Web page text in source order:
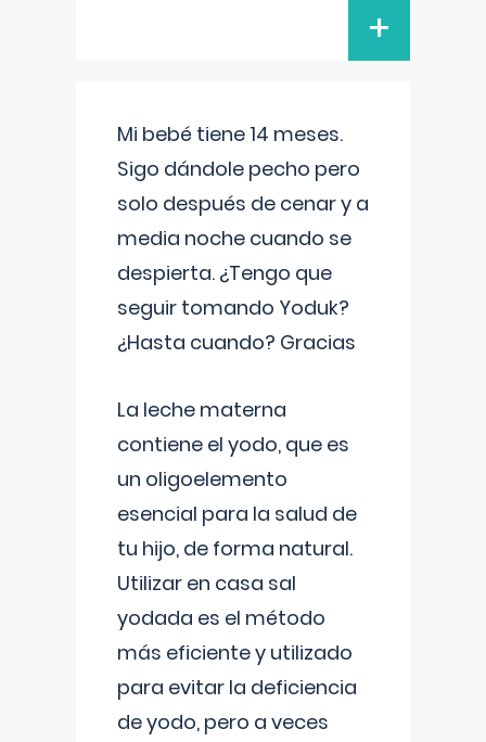
+
Mi bebé tiene 14 meses.
Sigo dándole pecho pero
solo después de cenar y a
media noche cuando se
despierta. ¿Tengo que
seguir tomando Yoduk?
¿Hasta cuando? Gracias
La leche materna
contiene el yodo, que es
un oligoelemento
esencial para la salud de
tu hijo, de forma natural.
Utilizar en casa sal
yodada es el método
más eficiente y utilizado
para evitar la deficiencia
de yodo, pero a veces